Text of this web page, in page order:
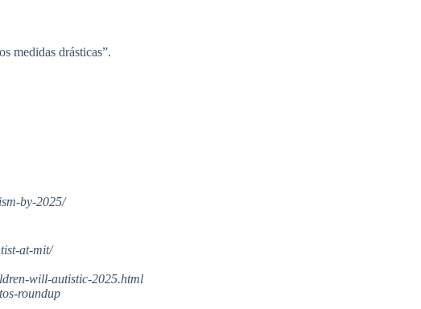
medidas drásticas”.
by-2025/
at-mit/
will-autistic-2025.html
roundup